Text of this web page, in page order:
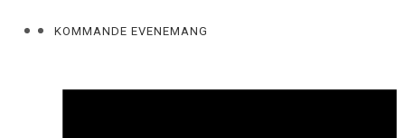
KOMMANDE EVENEMANG